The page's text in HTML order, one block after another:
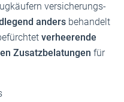
versicherungs-
anders behandelt
verheerende
Zusatzbelatungen für